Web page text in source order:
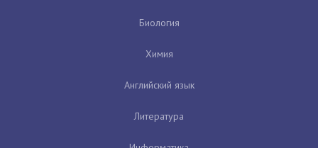
Биология
Химия
Английский язык
Литература